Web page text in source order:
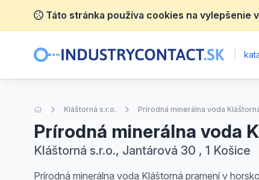
Táto stránka používa cookies na vylepšenie
Úvodná stránka
Kláštorná s.r.o. Prírodná minerálna voda
Prírodná minerálna voda
Kláštorná s.r.o., Jantárová 30 , 1 Košice
Prírodná minerálna voda Kláštorná pramení v